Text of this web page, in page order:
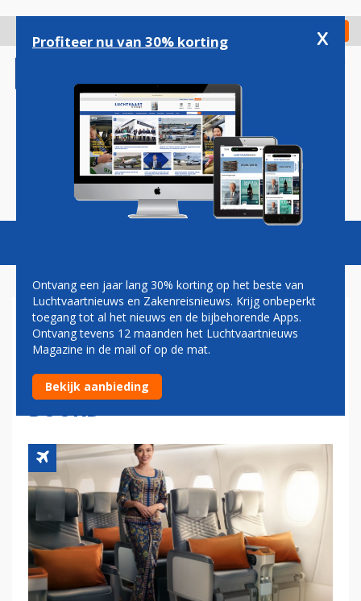
gaan
Check in
Magazine Podcasts Vacatures
SINGAPORE AIRLINES IN ZEE
MET STARLINK VOOR
AANBIEDEN INTERNET AAN
BOORD
Profiteer nu van 30% korting x
Ontvang een jaar lang 30% korting op het beste van
Luchtvaartnieuws en Zakenreisnieuws. Krijg onbeperkt
toegang tot al het nieuws en de bijbehorende Apps.
Ontvang tevens 12 maanden het Luchtvaartnieuws
Magazine in de mail of op de mat.
Bekijk aanbieding